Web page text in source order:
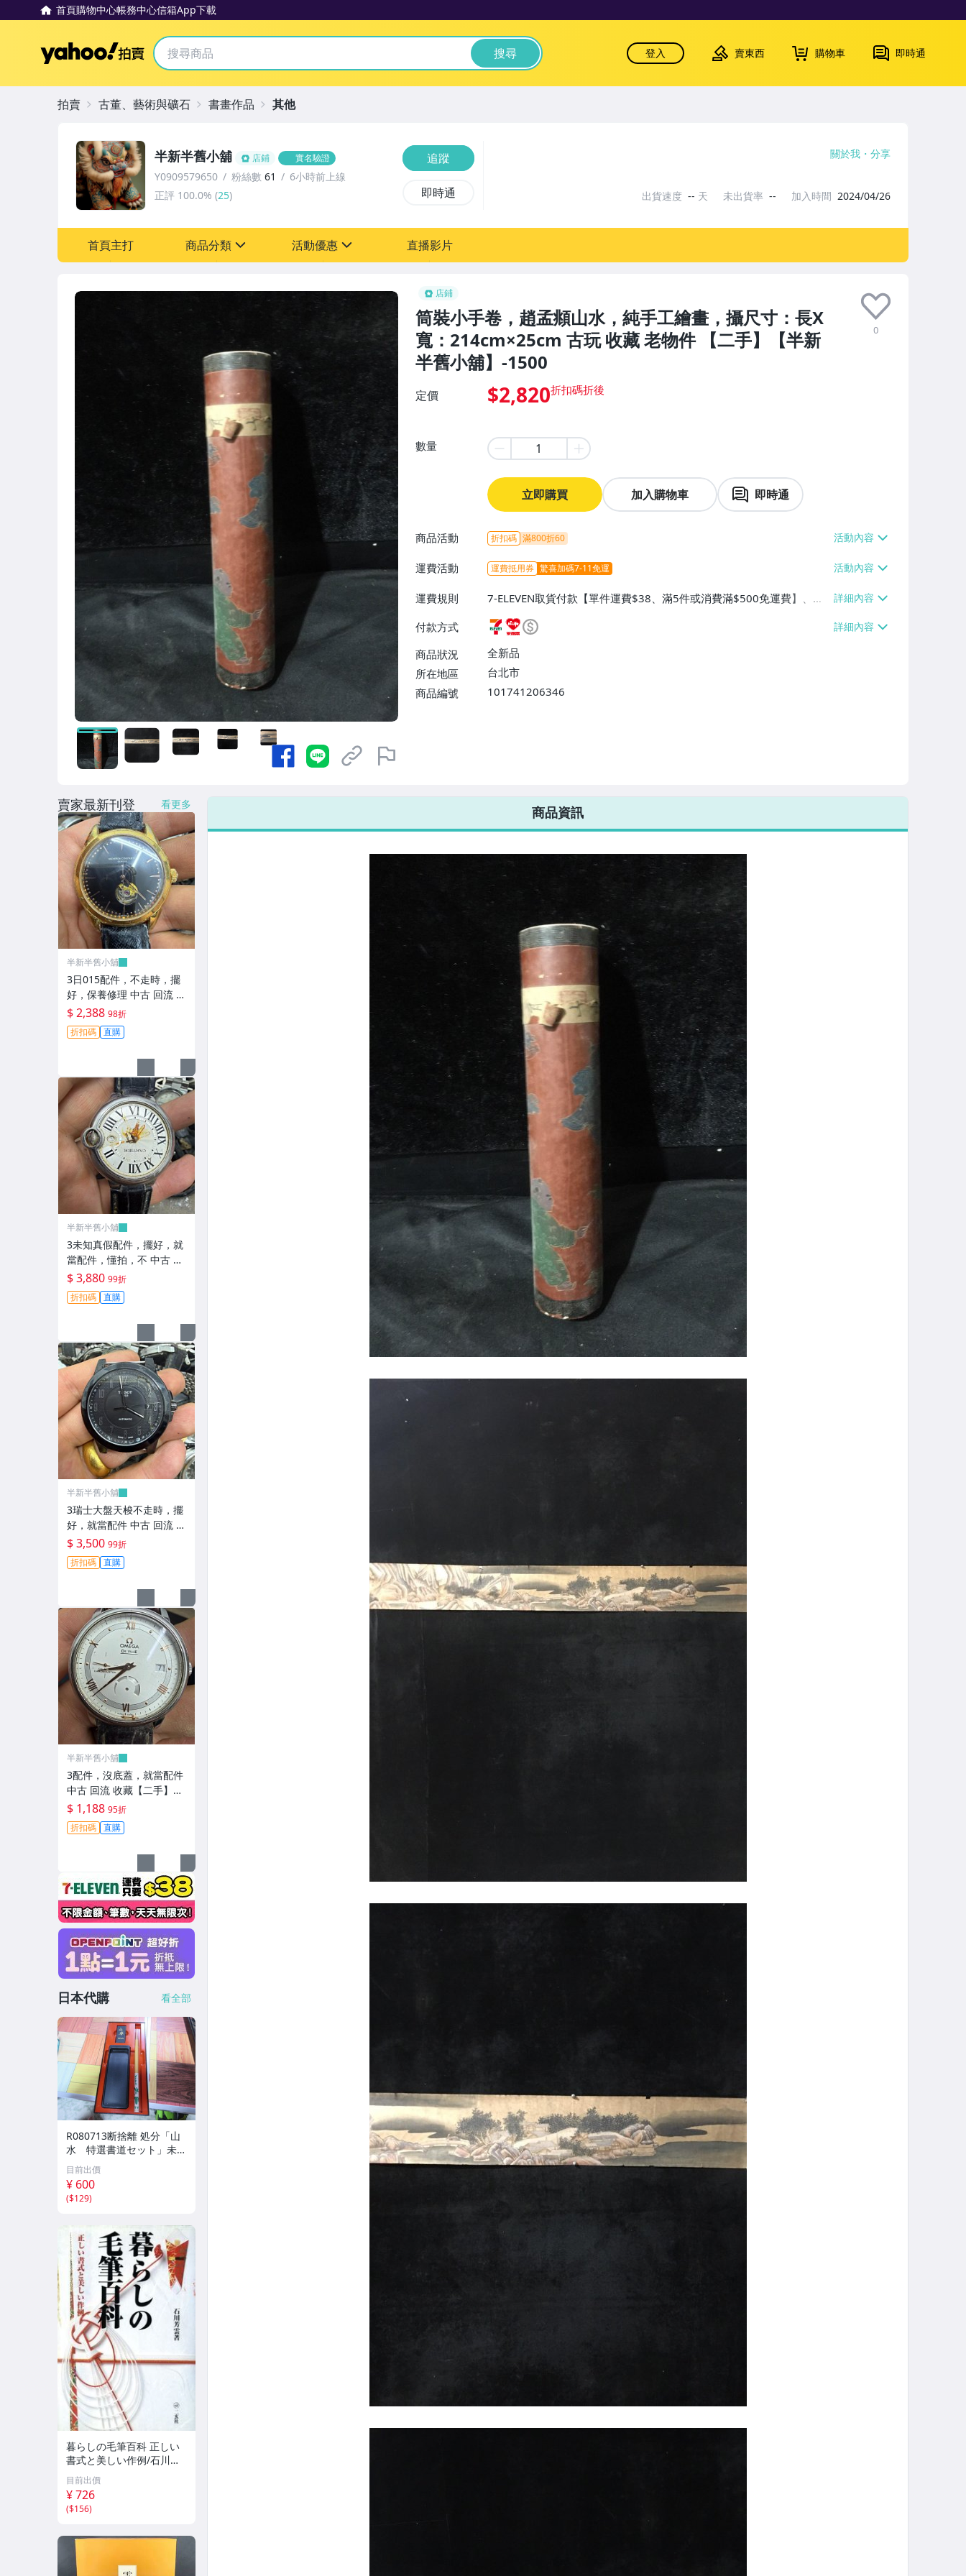
首頁購物中心帳務中心信箱App下載
Yahoo拍賣 搜尋 登入 賣東西 購物車 即時通
店鋪
筒裝小手卷，趙孟頫山水，純手工繪畫，攝尺寸：長X
寬：214cm×25cm 古玩 收藏 老物件 【二手】【半新
半舊小舖】-1500
0
定價 $2,820
數量
立即購買 加入購物車 即時通
商品活動 折扣碼 滿800折60
運費活動 運費抵用券 驚喜加碼7-11免運
運費規則
7-ELEVEN取貨付款【單件運費$38、滿5件或消費滿$500免運費】、萊
爾富取貨付款【單件運費$60、滿5件或消費滿$500免運費】
付款方式
商品狀況
全新品
所在地區
台北市
商品編號
101741206346
半新半舊小舖 店鋪 實名驗證
Y0909579650 粉絲數 61
6小時前上線
正評 100.0% (25)
追蹤
即時通
關於我 分享
出貨速度 -- 天 未出貨率 -- 加入時間 2024/04/26
首頁主打 商品分類 活動優惠 直播影片
拍賣 古董、藝術與礦石 書畫作品 其他
商品資訊
賣家最新刊登 看更多
半新半舊小舖
3日015配件，不走時，擺
好，保養修理 中古 回流 收
藏【二手】【半新半舊小
舖】-
$ 2,388 98折
折扣碼 直購
半新半舊小舖
3未知真假配件，擺好，就
當配件，懂拍，不 中古 回
流 收藏【二手】【半新半
舊小舖】-
$ 3,880 99折
折扣碼 直購
半新半舊小舖
3瑞士大盤天梭不走時，擺
好，就當配件 中古 回流 收
藏【二手】【半新半舊小
舖】-
$ 3,500 99折
折扣碼 直購
半新半舊小舖
3配件，沒底蓋，就當配件
中古 回流 收藏【二手】
【半新半舊小舖】-
$ 1,188 95折
折扣碼 直購
日本代購 看全部
R080713断捨離 処分「山
水 特選書道セット」未使
用品
目前出價
¥ 600
($129)
暮らしの毛筆百科 正しい
書式と美しい作例/石川芳
雲(著者)
目前出價
¥ 726
($156)